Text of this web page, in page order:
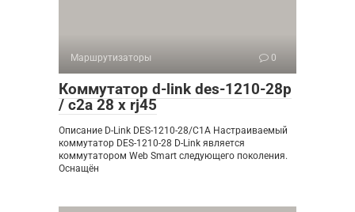
Маршрутизаторы 0
Коммутатор d-link des-1210-28p
/ c2a 28 x rj45
Описание D-Link DES-1210-28/C1A Настраиваемый
коммутатор DES-1210-28 D-Link является
коммутатором Web Smart следующего поколения.
Оснащён